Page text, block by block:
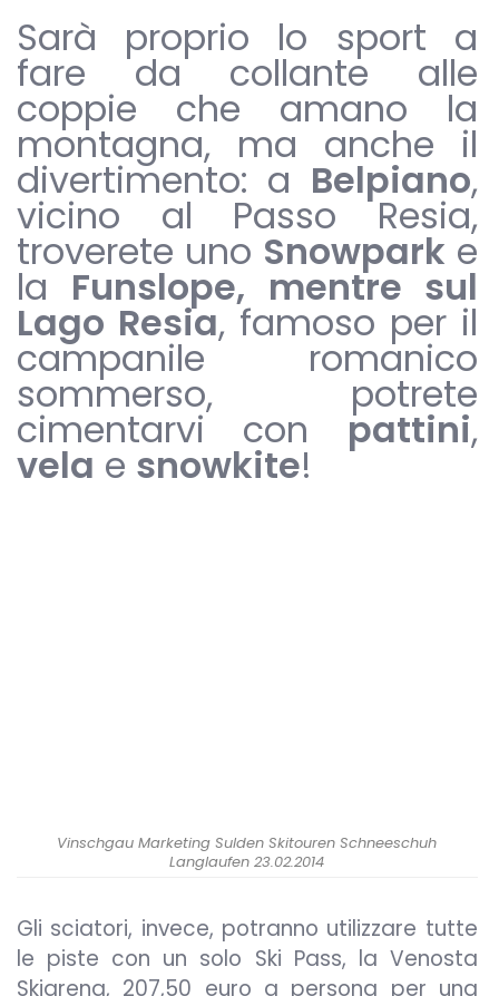
Sarà proprio lo sport a
fare da collante alle
coppie che amano la
montagna, ma anche il
divertimento: a Belpiano,
vicino al Passo Resia,
troverete uno Snowpark e
la Funslope, mentre sul
Lago Resia, famoso per il
campanile romanico
sommerso, potrete
cimentarvi con pattini,
vela e snowkite!
Vinschgau Marketing Sulden Skitouren Schneeschuh
Langlaufen 23.02.2014
Gli sciatori, invece, potranno utilizzare tutte
le piste con un solo Ski Pass, la Venosta
Skiarena, 207,50 euro a persona per una